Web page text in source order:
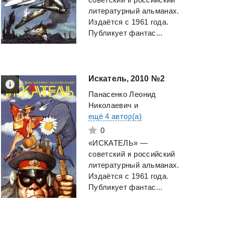
литературный альманах.
Издаётся с 1961 года.
Публикует фантас...
Искатель, 2010 №2
Панасенко Леонид
Николаевич и
ещё 4 автор(а)
0
«ИСКАТЕЛЬ» —
советский и российский
литературный альманах.
Издаётся с 1961 года.
Публикует фантас...